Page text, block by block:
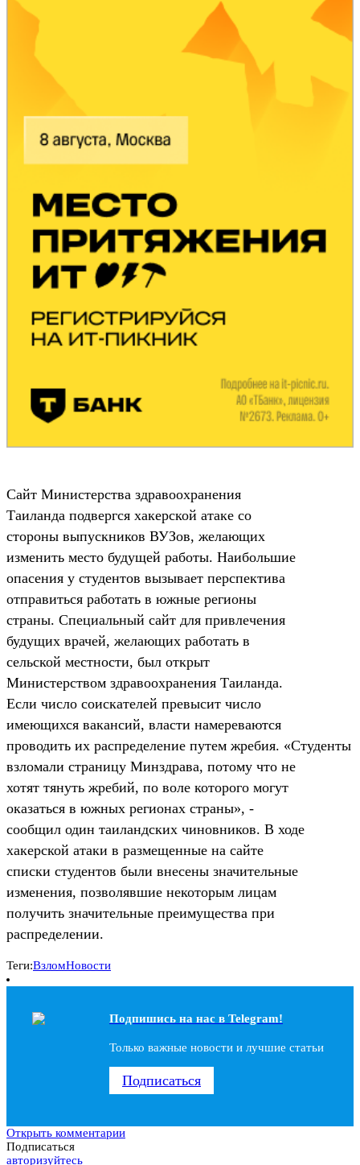
Сайт Министерства здравоохранения
Таиланда подвергся хакерской атаке со
стороны выпускников ВУЗов, желающих
изменить место будущей работы. Наибольшие
опасения у студентов вызывает перспектива
отправиться работать в южные регионы
страны. Специальный сайт для привлечения
будущих врачей, желающих работать в
сельской местности, был открыт
Министерством здравоохранения Таиланда.
Если число соискателей превысит число
имеющихся вакансий, власти намереваются
проводить их распределение путем жребия. «Студенты
взломали страницу Минздрава, потому что не
хотят тянуть жребий, по воле которого могут
оказаться в южных регионах страны», -
сообщил один таиландских чиновников. В ходе
хакерской атаки в размещенные на сайте
списки студентов были внесены значительные
изменения, позволявшие некоторым лицам
получить значительные преимущества при
распределении.
Теги:ВзломНовости
Подпишись на наc в Telegram!
Только важные новости и лучшие статьи
Подписаться
Открыть комментарии
Подписаться
авторизуйтесь